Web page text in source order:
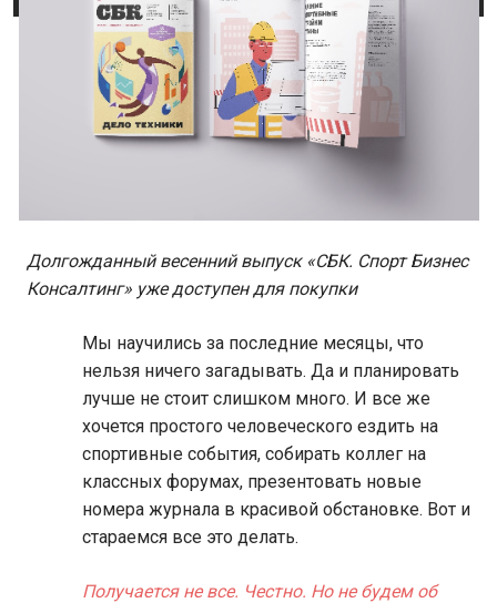
Долгожданный весенний выпуск «СБК. Спорт Бизнес
Консалтинг» уже доступен для покупки
Мы научились за последние месяцы, что
нельзя ничего загадывать. Да и планировать
лучше не стоит слишком много. И все же
хочется простого человеческого ездить на
спортивные события, собирать коллег на
классных форумах, презентовать новые
номера журнала в красивой обстановке. Вот и
стараемся все это делать.
Получается не все. Честно. Но не будем об